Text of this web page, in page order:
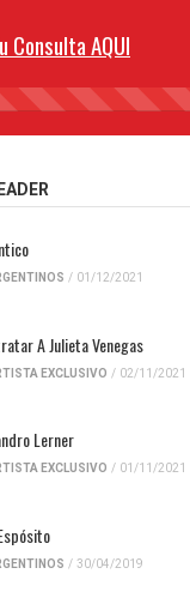
Consulta AQUI
45%
/ 01/12/2021
A Julieta Venegas
EXCLUSIVO / 02/11/2021
Lerner
EXCLUSIVO / 01/11/2021
/ 30/04/2019